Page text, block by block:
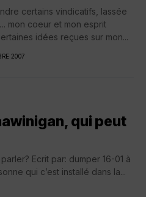
certains vindicatifs, lassée
mon coeur et mon esprit
idées reçues sur mon...
2007
qui peut
Ecrit par: dumper 16-01 à
qui c’est installé dans la...